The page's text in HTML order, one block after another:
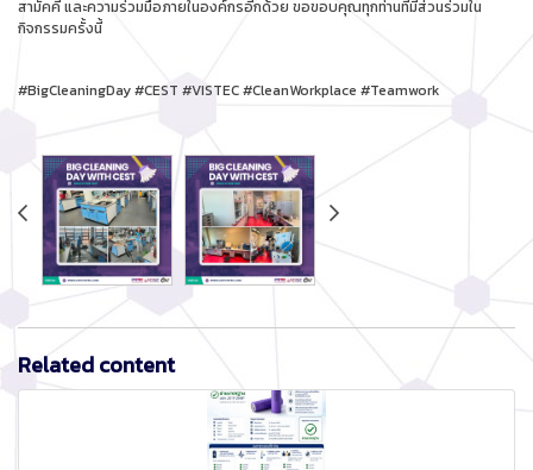
สามัคคี และความร่วมมือภายในองค์กรอีกด้วย ขอขอบคุณทุกท่านที่มีส่วนร่วมใน
กิจกรรมครั้งนี้
#BigCleaningDay #CEST #VISTEC #CleanWorkplace #Teamwork
Related content